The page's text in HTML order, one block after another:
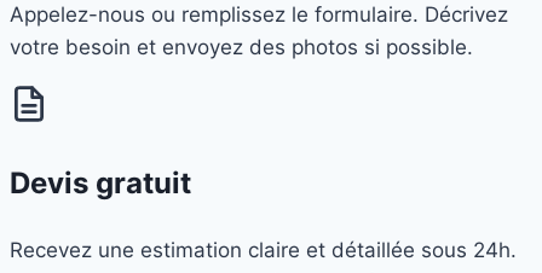
Appelez-nous ou remplissez le formulaire. Décrivez
votre besoin et envoyez des photos si possible.
Devis gratuit
Recevez une estimation claire et détaillée sous 24h.